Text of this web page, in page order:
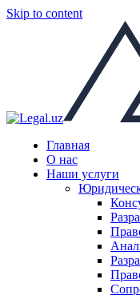
Skip to content
Главная
О нас
Наши услуги